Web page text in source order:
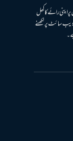
اپنی رائے کا کھل
سائٹ پر لکھنے